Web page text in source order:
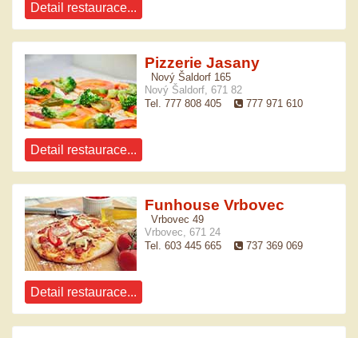
Detail restaurace...
Pizzerie Jasany
Nový Šaldorf 165
Nový Šaldorf, 671 82
Tel. 777 808 405
777 971 610
Detail restaurace...
Funhouse Vrbovec
Vrbovec 49
Vrbovec, 671 24
Tel. 603 445 665
737 369 069
Detail restaurace...